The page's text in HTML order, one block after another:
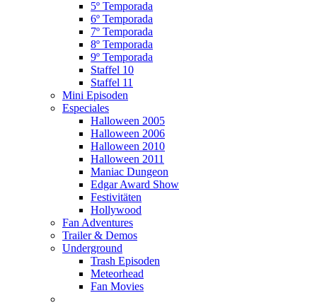
5º Temporada
6º Temporada
7º Temporada
8º Temporada
9º Temporada
Staffel 10
Staffel 11
Mini Episoden
Especiales
Halloween 2005
Halloween 2006
Halloween 2010
Halloween 2011
Maniac Dungeon
Edgar Award Show
Festivitäten
Hollywood
Fan Adventures
Trailer & Demos
Underground
Trash Episoden
Meteorhead
Fan Movies